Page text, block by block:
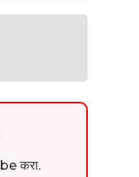
करा.